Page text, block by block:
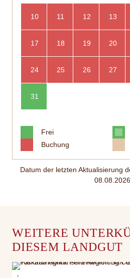
10 11 12 13
17 18 19 20
24 25 26 27
31
Frei
Buchung
Datum der letzten Aktualisierung
08.08.2026
WEITERE
DIESEM LANDGUT